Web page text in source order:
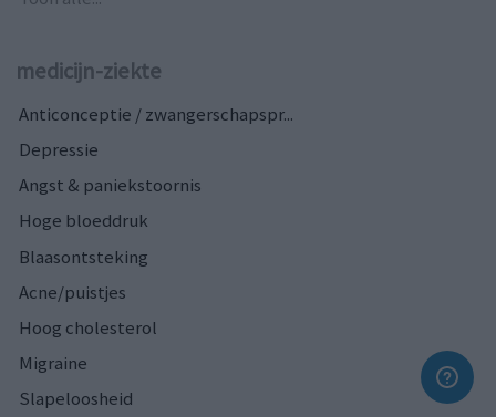
medicijn-ziekte
Anticonceptie / zwangerschapspr...
Depressie
Angst & paniekstoornis
Hoge bloeddruk
Blaasontsteking
Acne/puistjes
Hoog cholesterol
Migraine
Slapeloosheid